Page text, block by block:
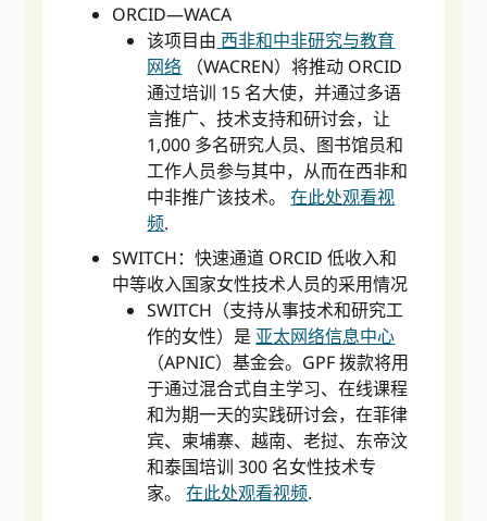
ORCID—WACA
该项目由 西非和中非研究与教育
网络 （WACREN）将推动 ORCID
通过培训 15 名大使，并通过多语
言推广、技术支持和研讨会，让
1,000 多名研究人员、图书馆员和
工作人员参与其中，从而在西非和
中非推广该技术。在此处观看视
频.
SWITCH：快速通道 ORCID 低收入和
中等收入国家女性技术人员的采用情况
SWITCH（支持从事技术和研究工
作的女性）是 亚太网络信息中心
（APNIC）基金会。GPF 拨款将用
于通过混合式自主学习、在线课程
和为期一天的实践研讨会，在菲律
宾、柬埔寨、越南、老挝、东帝汶
和泰国培训 300 名女性技术专
家。在此处观看视频.